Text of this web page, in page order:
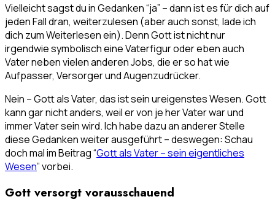
Vielleicht sagst du in Gedanken “ja” – dann ist es für dich auf
jeden Fall dran, weiterzulesen (aber auch sonst, lade ich
dich zum Weiterlesen ein). Denn Gott ist nicht nur
irgendwie symbolisch eine Vaterfigur oder eben auch
Vater neben vielen anderen Jobs, die er so hat wie
Aufpasser, Versorger und Augenzudrücker.
Nein – Gott als Vater, das ist sein ureigenstes Wesen. Gott
kann gar nicht anders, weil er von je her Vater war und
immer Vater sein wird. Ich habe dazu an anderer Stelle
diese Gedanken weiter ausgeführt – deswegen: Schau
doch mal im Beitrag “Gott als Vater – sein eigentliches
Wesen” vorbei.
Gott versorgt vorausschauend